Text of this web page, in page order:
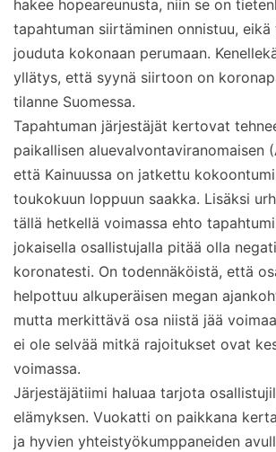
hakee hopeareunusta, niin se on
tapahtuman siirtäminen onnistuu, eikä
jouduta kokonaan perumaan.
yllätys, että syynä siirtoon on
tilanne Suomessa.
Tapahtuman järjestäjät kertovat
paikallisen aluevalvontaviranomaisen
että Kainuussa on jatkettu
toukokuun loppuun saakka. Lisäksi
tällä hetkellä voimassa ehto
jokaisella osallistujalla pitää olla
koronatesti. On todennäköistä, että
helpottuu alkuperäisen megan
mutta merkittävä osa niistä jää
ei ole selvää mitkä rajoitukset ovat
voimassa.
Järjestäjätiimi haluaa tarjota
elämyksen. Vuokatti on paikkana
ja hyvien yhteistyökumppaneiden